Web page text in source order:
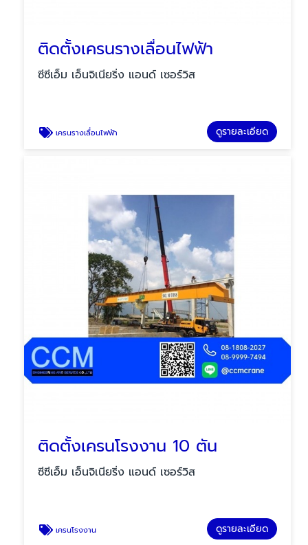
ติดตั้งเครนรางเลื่อนไฟฟ้า
ซีซีเอ็ม เอ็นจิเนียริ่ง แอนด์ เซอร์วิส
เครนรางเลื่อนไฟฟ้า ดูรายละเอียด
ติดตั้งเครนโรงงาน 10 ตัน
ซีซีเอ็ม เอ็นจิเนียริ่ง แอนด์ เซอร์วิส
เครนโรงงาน ดูรายละเอียด